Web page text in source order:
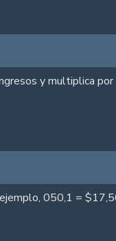
y multiplica
050,1 =